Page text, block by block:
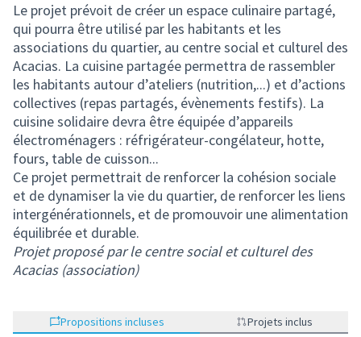
Le projet prévoit de créer un espace culinaire partagé,
qui pourra être utilisé par les habitants et les
associations du quartier, au centre social et culturel des
Acacias. La cuisine partagée permettra de rassembler
les habitants autour d’ateliers (nutrition,...) et d’actions
collectives (repas partagés, évènements festifs). La
cuisine solidaire devra être équipée d’appareils
électroménagers : réfrigérateur-congélateur, hotte,
fours, table de cuisson...
Ce projet permettrait de renforcer la cohésion sociale
et de dynamiser la vie du quartier, de renforcer les liens
intergénérationnels, et de promouvoir une alimentation
équilibrée et durable.
Projet proposé par le centre social et culturel des
Acacias (association)
Propositions incluses Projets inclus